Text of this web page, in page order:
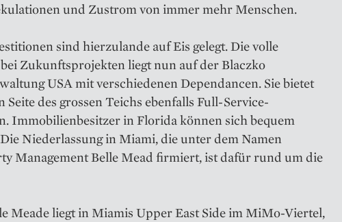
und Zustrom von immer mehr Menschen.
sind hierzulande auf Eis gelegt. Die volle
Zukunftsprojekten liegt nun auf der Blaczko
USA mit verschiedenen Dependancen. Sie bietet
Seite des grossen Teichs ebenfalls Full-Service-
Immobilienbesitzer in Florida können sich bequem
Niederlassung in Miami, die unter dem Namen
Management Belle Mead firmiert, ist dafür rund um die
Meade liegt in Miamis Upper East Side im MiMo-Viertel,